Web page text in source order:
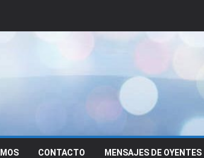
CONTACTO MENSAJES DE OYENTES